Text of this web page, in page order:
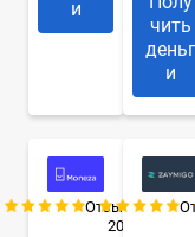
и
чить
деньг
и
Отзывы:
20